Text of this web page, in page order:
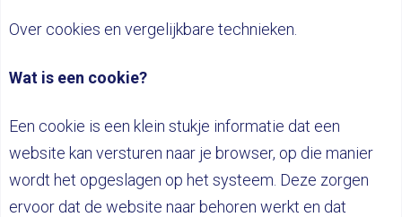
NIEUWS
DOCUMENTEN
DOE MEE
LID WORDEN
Over cookies en vergelijkbare technieken.
Wat is een cookie?
Een cookie is een klein stukje informatie dat een
website kan versturen naar je browser, op die manier
wordt het opgeslagen op het systeem. Deze zorgen
ervoor dat de website naar behoren werkt en dat